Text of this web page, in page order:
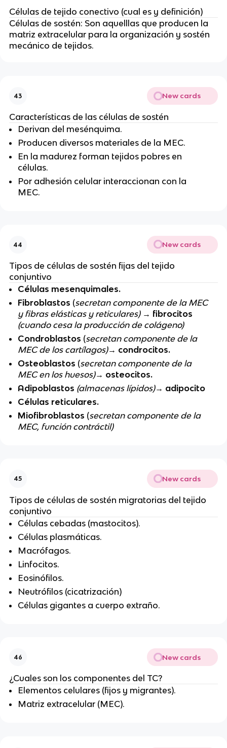
Células de tejido conectivo (cual es y definición)
Células de sostén: Son aquelllas que producen la
matriz extracelular para la organización y sostén
mecánico de tejidos.
43 New cards
Características de las células de sostén
Derivan del mesénquima.
Producen diversos materiales de la MEC.
En la madurez forman tejidos pobres en
células.
Por adhesión celular interaccionan con la
MEC.
44 New cards
Tipos de células de sostén fijas del tejido
conjuntivo
Células mesenquimales.
Fibroblastos (secretan componente de la MEC
y fibras elásticas y reticulares)→ fibrocitos
(cuando cesa la producción de colágeno)
Condroblastos (secretan componente de la
MEC de los cartílagos)→ condrocitos.
Osteoblastos (secretan componente de la
MEC en los huesos)→ osteocitos.
Adipoblastos (almacenas lípidos)→ adipocito
Células reticulares.
Miofibroblastos (secretan componente de la
MEC, función contráctil)
45 New cards
Tipos de células de sostén migratorias del tejido
conjuntivo
Células cebadas (mastocitos).
Células plasmáticas.
Macrófagos.
Linfocitos.
Eosinófilos.
Neutrófilos (cicatrización)
Células gigantes a cuerpo extraño.
46 New cards
¿Cuales son los componentes del TC?
Elementos celulares (fijos y migrantes).
Matriz extracelular (MEC).